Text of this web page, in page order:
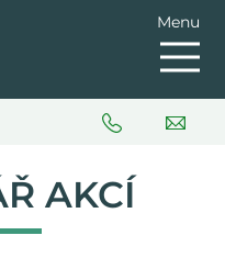
Menu
AKCÍ